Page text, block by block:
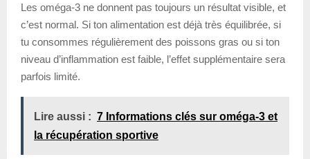
Les oméga-3 ne donnent pas toujours un résultat visible, et
c’est normal. Si ton alimentation est déjà très équilibrée, si
tu consommes régulièrement des poissons gras ou si ton
niveau d’inflammation est faible, l’effet supplémentaire sera
parfois limité.
Lire aussi : 7 Informations clés sur oméga-3 et
la récupération sportive